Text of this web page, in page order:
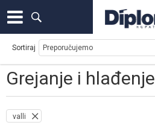
Grejanje i hlađenje
Sortiraj
valli